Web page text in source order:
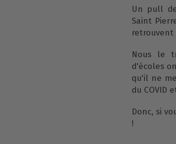
Un pull
Saint
retrouvent
Nous le
d'écoles
qu'il ne
du COVID
Donc, si
!